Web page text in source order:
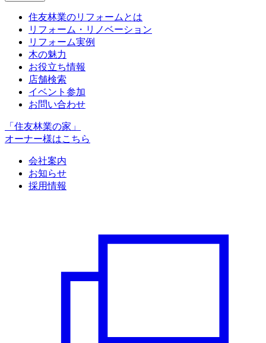
住友林業のリフォームとは
リフォーム・リノベーション
リフォーム実例
木の魅力
お役立ち情報
店舗検索
イベント参加
お問い合わせ
「住友林業の家」
オーナー様はこちら
会社案内
お知らせ
採用情報